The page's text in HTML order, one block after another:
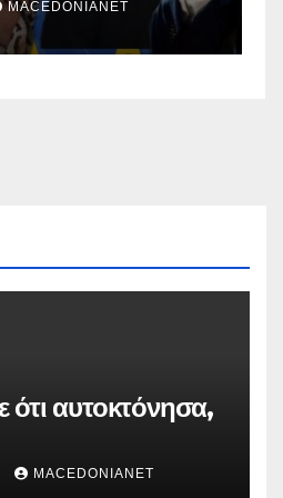
MACEDONIANET
ότι αυτοκτόνησα,
MACEDONIANET